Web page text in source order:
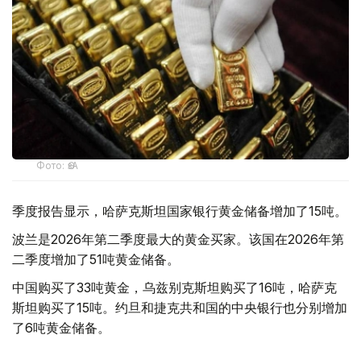
Фото: ӨзА
季度报告显示，哈萨克斯坦国家银行黄金储备增加了15吨。
波兰是2026年第二季度最大的黄金买家。该国在2026年第
二季度增加了51吨黄金储备。
中国购买了33吨黄金，乌兹别克斯坦购买了16吨，哈萨克
斯坦购买了15吨。约旦和捷克共和国的中央银行也分别增加
了6吨黄金储备。